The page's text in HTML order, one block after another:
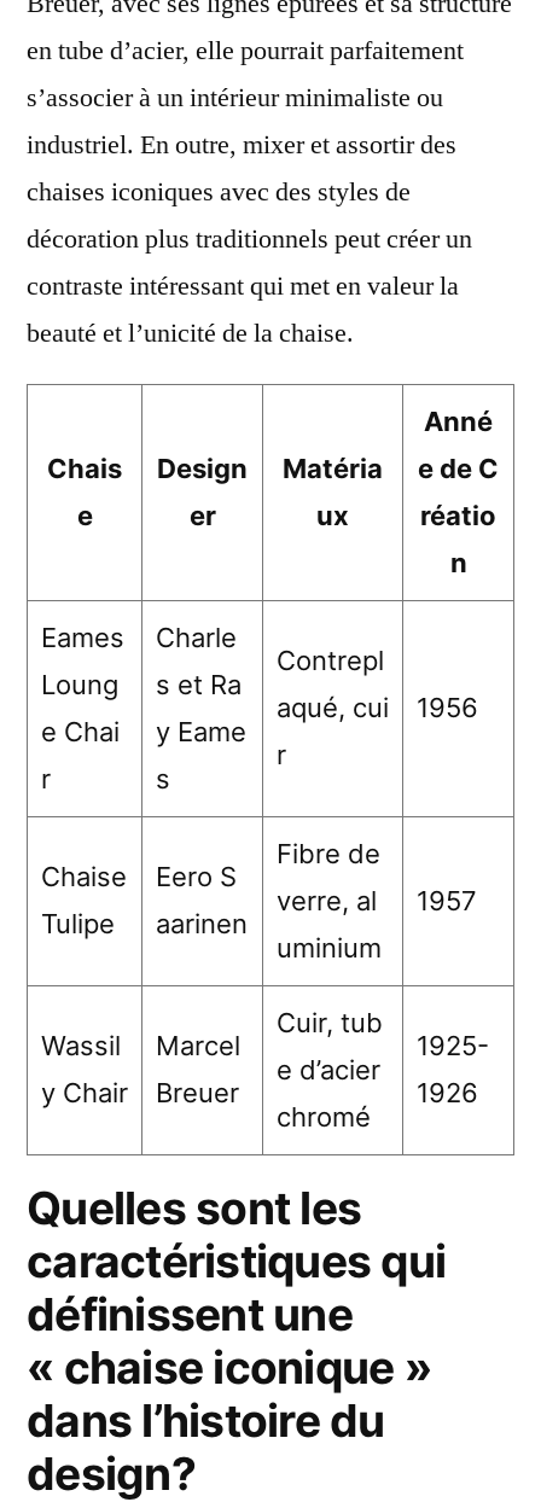
en tube d’acier, elle pourrait parfaitement
s’associer à un intérieur minimaliste ou
industriel. En outre, mixer et assortir des
chaises iconiques avec des styles de
décoration plus traditionnels peut créer un
contraste intéressant qui met en valeur la
beauté et l’unicité de la chaise.
Chais
e
Design
er
Matéria
ux
Anné
e de C
réatio
n
Eames
Loung
e Chai
r
Charle
s et Ra
y Eame
s
Contrepl
aqué, cui
r
1956
Chaise
Tulipe
Eero S
aarinen
Fibre de
verre, al
uminium
1957
Wassil
y Chair
Marcel
Breuer
Cuir, tub
e d’acier
chromé
1925-
1926
Quelles sont les
caractéristiques qui
définissent une
« chaise iconique »
dans l’histoire du
design?